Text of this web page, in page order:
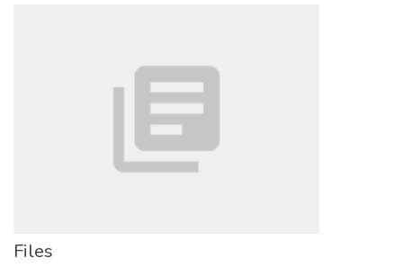
Files